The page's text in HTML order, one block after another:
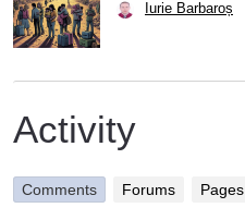
Iurie Barbaroș
Activity
Comments Forums Pages